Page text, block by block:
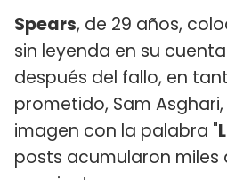
Spears, de 29 años,
sin leyenda en su
después del fallo, en
prometido, Sam
imagen con la palabra "
posts acumularon